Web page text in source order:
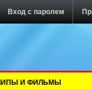
Вход с паролем
И ФИЛЬМЫ